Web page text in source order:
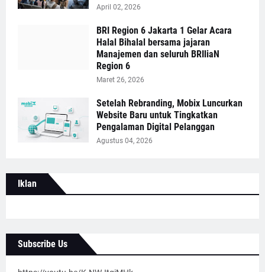
April 02, 2026
BRI Region 6 Jakarta 1 Gelar Acara
Halal Bihalal bersama jajaran
Manajemen dan seluruh BRIliaN
Region 6
Maret 26, 2026
Setelah Rebranding, Mobix Luncurkan
Website Baru untuk Tingkatkan
Pengalaman Digital Pelanggan
Agustus 04, 2026
Iklan
Subscribe Us